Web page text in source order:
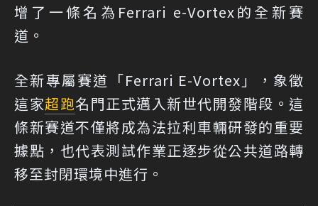
增了一條名為Ferrari e-Vortex的全新賽
道。
全新專屬賽道「Ferrari E-Vortex」，象徵
這家超跑名門正式邁入新世代開發階段。這
條新賽道不僅將成為法拉利車輛研發的重要
據點，也代表測試作業正逐步從公共道路轉
移至封閉環境中進行。